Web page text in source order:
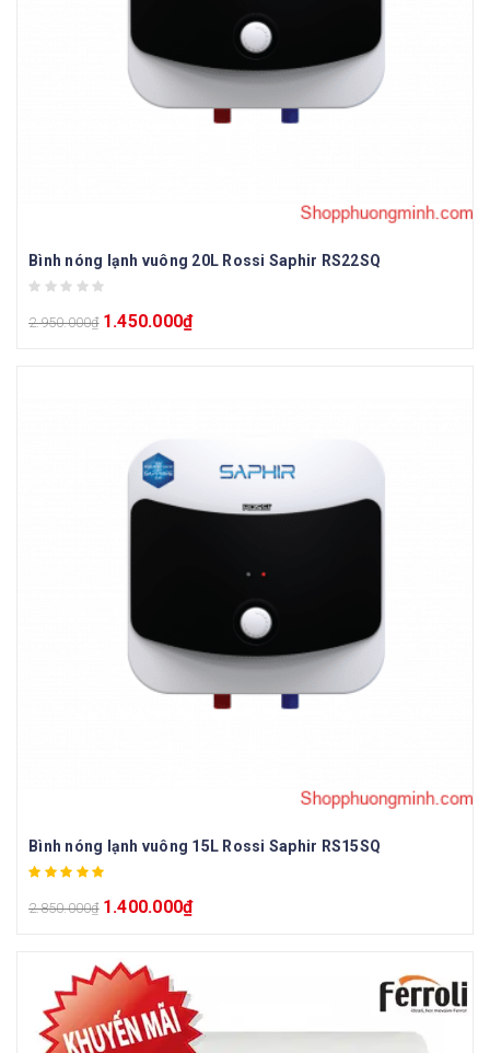
Bình nóng lạnh vuông 20L Rossi Saphir RS22SQ
2.950.000₫ 1.450.000₫
Bình nóng lạnh vuông 15L Rossi Saphir RS15SQ
2.850.000₫ 1.400.000₫